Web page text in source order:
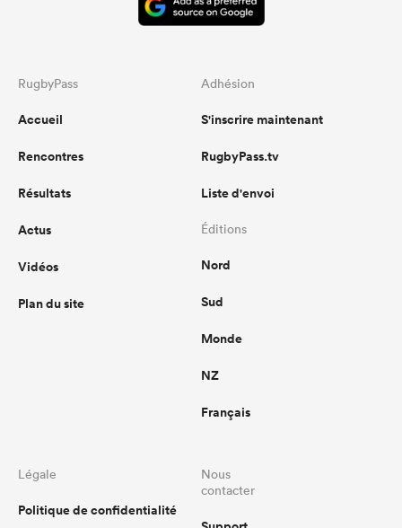
RugbyPass
Accueil
Rencontres
Résultats
Actus
Vidéos
Plan du site
Adhésion
S'inscrire maintenant
RugbyPass.tv
Liste d'envoi
Éditions
Nord
Sud
Monde
NZ
Français
Légale
Politique de confidentialité
Nous
contacter